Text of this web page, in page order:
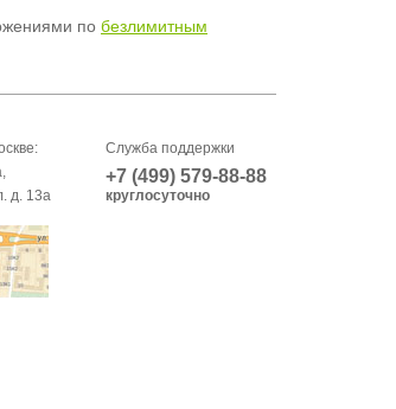
по безлимитным
д. 13а
Служба поддержки
+7 (499) 579-88-88
круглосуточно